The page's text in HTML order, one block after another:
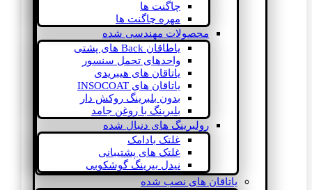
چاگنت ها
مهره چاگنت ها
محصولات مهندسی شده
یاطاقان Back های پشتی
واحدهای تحمل سنسور
یاتاقان های هیبریدی
یاتاقان های INSOCOAT
بدون بلبرینگ روکش دار
بلبرینگ با روغن جامد
رولبرینگ های دنبال شده
غلتک بادامک
غلتک های پشتیبانی
نیدل بیرینگ گوشکوبی
یاتاقان های نصب شده